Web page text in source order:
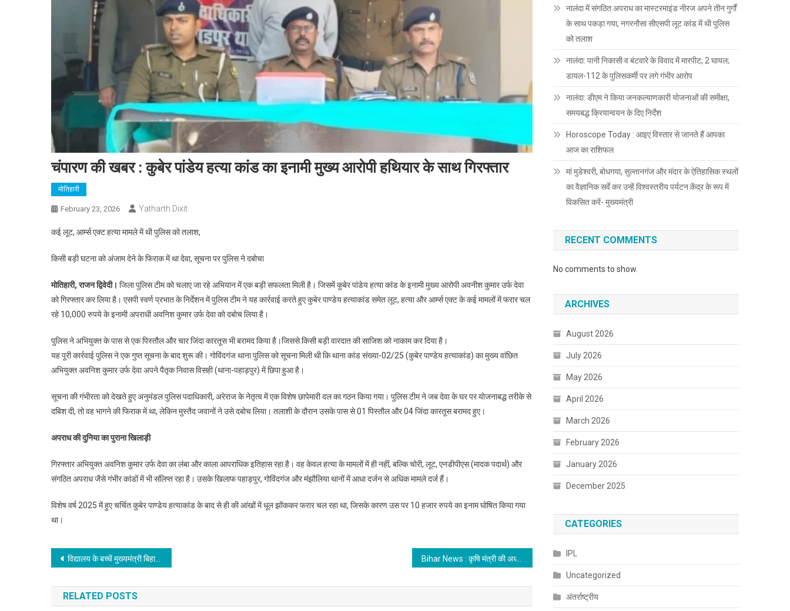
चंपारण की खबर : कुबेर पांडेय हत्या कांड का इनामी मुख्य आरोपी हथियार के साथ गिरफ्तार
मोतिहारी
February 23, 2026 Yatharth Dixit
कई लूट, आर्म्स एक्ट हत्या मामले में थी पुलिस को तलाश,
किसी बड़ी घटना को अंजाम देने के फिराक में था देवा, सूचना पर पुलिस ने दबोचा
मोतिहारी, राजन द्विवेदी। जिला पुलिस टीम को चलाए जा रहे अभियान में एक बड़ी सफलता मिली है। जिसमें कुबेर पांडेय हत्या कांड के इनामी मुख्य आरोपी अवनीश कुमार उर्फ देवा
को गिरफ्तार कर लिया है। एसपी स्वर्ण प्रभात के निर्देशन में पुलिस टीम ने यह कार्रवाई करते हुए कुबेर पाण्डेय हत्याकांड समेत लूट, हत्या और आर्म्स एक्ट के कई मामलों में फरार चल
रहे 10,000 रुपये के इनामी अपराधी अवनिश कुमार उर्फ देवा को दबोच लिया है।
पुलिस ने अभियुक्त के पास से एक पिस्तौल और चार जिंदा कारतूस भी बरामद किया है।जिससे किसी बड़ी वारदात की साजिश को नाकाम कर दिया है।
यह पूरी कार्रवाई पुलिस ने एक गुप्त सूचना के बाद शुरू की। गोविंदगंज थाना पुलिस को सूचना मिली थी कि थाना कांड संख्या-02/25 (कुबेर पाण्डेय हत्याकांड) का मुख्य वांछित
अभियुक्त अवनिश कुमार उर्फ देवा अपने पैतृक निवास विसही (थाना-पहाड़पुर) में छिपा हुआ है।
सूचना की गंभीरता को देखते हुए अनुमंडल पुलिस पदाधिकारी, अरेराज के नेतृत्व में एक विशेष छापेमारी दल का गठन किया गया। पुलिस टीम ने जब देवा के घर पर योजनाबद्ध तरीके से
दबिश दी, तो वह भागने की फिराक में था, लेकिन मुस्तैद जवानों ने उसे दबोच लिया। तलाशी के दौरान उसके पास से 01 पिस्तौल और 04 जिंदा कारतूस बरामद हुए।
अपराध की दुनिया का पुराना खिलाड़ी
गिरफ्तार अभियुक्त अवनिश कुमार उर्फ देवा का लंबा और काला आपराधिक इतिहास रहा है। वह केवल हत्या के मामलों में ही नहीं, बल्कि चोरी, लूट, एनडीपीएस (मादक पदार्थ) और
संगठित अपराध जैसे गंभीर कांडों में भी संलिप्त रहा है। उसके खिलाफ पहाड़पुर, गोविंदगंज और मंझौलिया थानों में आधा दर्जन से अधिक मामले दर्ज हैं।
विशेष वर्ष 2025 में हुए चर्चित कुबेर पाण्डेय हत्याकांड के बाद से ही की आंखों में धूल झोंककर फरार चल रहा था, जिसके कारण उस पर 10 हजार रुपये का इनाम घोषित किया गया
था।
Post
navigation
विद्यालय के बच्चें मुख्यमंत्री बिहार दर्शन योजना के तहत भ्रमण पर निकले,मुखिया ने दिखाया हरी झंडी! Bihar News : कृषि मंत्री की अध्यक्षता में सब मिशन ऑन एग्रीकल्चरल मेकेनाईजेशन योजना के तहत केन्द्रीयकृत ऑनलाइन लॉटरी संपन्न
RELATED POSTS
नालंदा में संगठित अपराध का मास्टरमाइंड नीरज अपने तीन गुर्गों
के साथ पकड़ा गया, नगरनौसा सीएसपी लूट कांड में थी पुलिस
को तलाश
नालंदा: पानी निकासी व बंटवारे के विवाद में मारपीट, 2 घायल;
डायल-112 के पुलिसकर्मी पर लगे गंभीर आरोप
नालंदा: डीएम ने किया जनकल्याणकारी योजनाओं की समीक्षा,
समयबद्ध क्रियान्वयन के दिए निर्देश
Horoscope Today : आइए विस्तार से जानते हैं आपका
आज का राशिफल
मां मुडेश्वरी, बोधगया, सुल्तानगंज और मंदार के ऐतिहासिक स्थलों
का वैज्ञानिक सर्वे कर उन्हें विश्वस्तरीय पर्यटन केंद्र के रूप में
विकसित करें- मुख्यमंत्री
RECENT COMMENTS
No comments to show.
ARCHIVES
August 2026
July 2026
May 2026
April 2026
March 2026
February 2026
January 2026
December 2025
CATEGORIES
IPL
Uncategorized
अंतर्राष्ट्रीय